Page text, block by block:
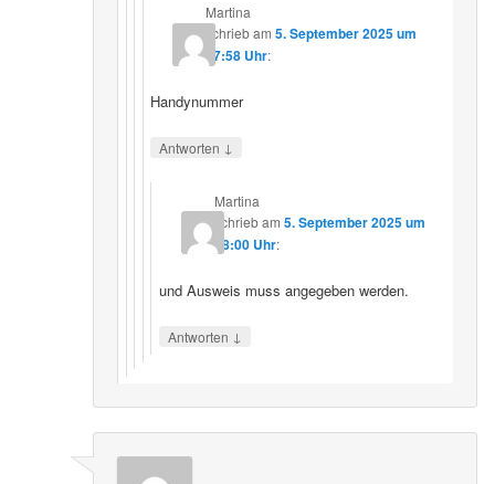
Martina
schriebam5. September 2025 um
17:58 Uhr:
Handynummer
Antworten ↓
Martina
schriebam 5. September 2025 um
18:00 Uhr:
und Ausweis muss angegeben werden.
Antworten ↓